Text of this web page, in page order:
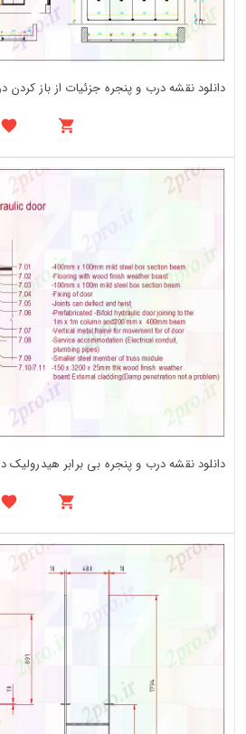
دانلود نقشه درب و پنجره جزئیات از باز کردن درب
دانلود نقشه درب و پنجره بی برابر هیدرولیک درب